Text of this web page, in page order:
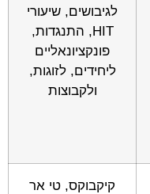
לגיבושים, שיעורי
HIT, התנגדות,
פונקציונאליים
ליחידים, לזוגות,
ולקבוצות
קיקבוקס, טי אר